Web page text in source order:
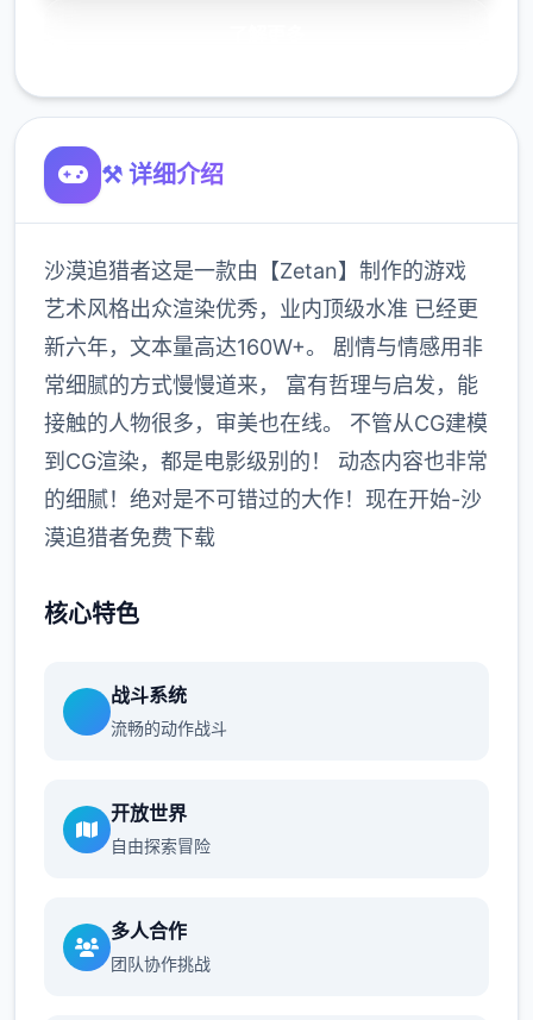
⚒️ 详细介绍
沙漠追猎者这是一款由【Zetan】制作的游戏
艺术风格出众渲染优秀，业内顶级水准 已经更
新六年，文本量高达160W+。 剧情与情感用非
常细腻的方式慢慢道来， 富有哲理与启发，能
接触的人物很多，审美也在线。 不管从CG建模
到CG渲染，都是电影级别的！ 动态内容也非常
的细腻！绝对是不可错过的大作！现在开始-沙
漠追猎者免费下载
核心特色
战斗系统
流畅的动作战斗
开放世界
自由探索冒险
多人合作
团队协作挑战